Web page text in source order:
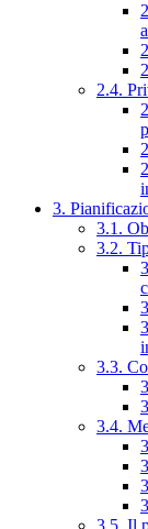
2.4.
3.
3.1.
3.2.
3.3.
3.4.
3.5. Il